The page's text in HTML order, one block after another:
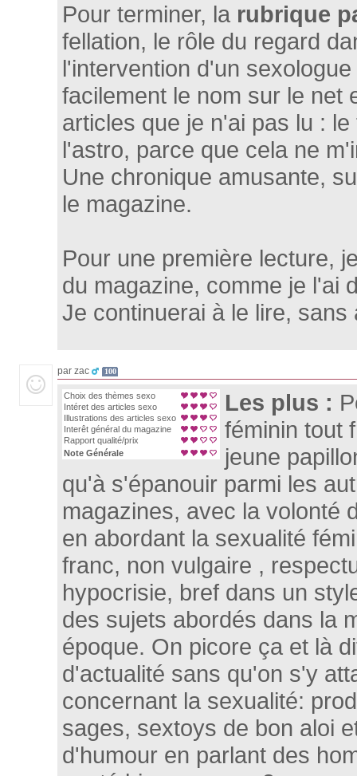
Pour terminer, la rubrique
fellation, le rôle du regard
l'intervention d'un
facilement le nom sur le net
articles que je n'ai pas lu :
l'astro, parce que cela ne
Une chronique amusante,
le magazine.
Pour une première lecture,
du magazine, comme je l'ai
Je continuerai à le lire, sans
par zac 100
Choix des thèmes sexo
Intéret des articles sexo
Illustrations des articles sexo
Interêt général du magazine
Rapport qualité/prix
Note Générale
Les plus :
féminin tout
jeune
qu'à s'épanouir parmi les
magazines, avec la volonté
en abordant la sexualité
franc, non vulgaire ,
hypocrisie, bref dans un
des sujets abordés dans la
époque. On picore ça et là
d'actualité sans qu'on s'y
concernant la sexualité:
sages, sextoys de bon aloi
d'humour en parlant des